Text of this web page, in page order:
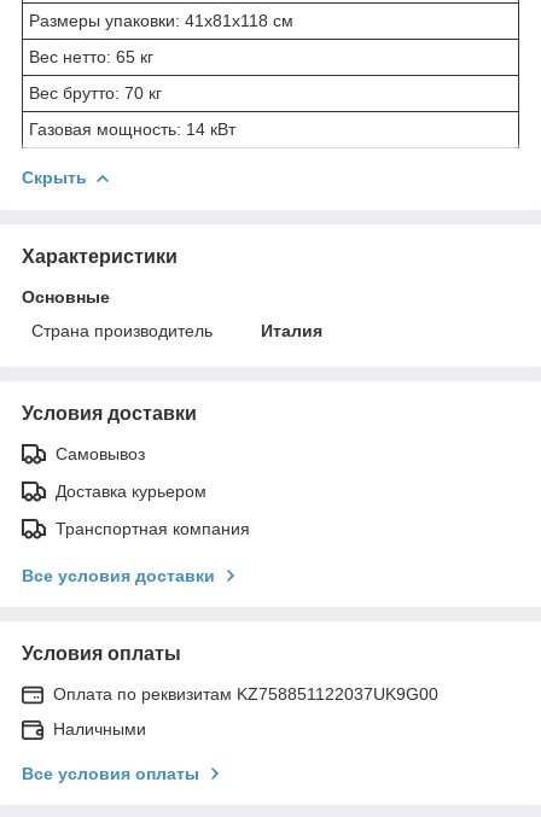
Размеры упаковки: 41x81x118 см
Вес нетто: 65 кг
Вес брутто: 70 кг
Газовая мощность: 14 кВт
Скрыть
Характеристики
Основные
Страна производитель
Италия
Условия доставки
Самовывоз
Доставка курьером
Транспортная компания
Все условия доставки
Условия оплаты
Оплата по реквизитам KZ758851122037UK9G00
Наличными
Все условия оплаты